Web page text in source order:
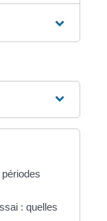
: quelles